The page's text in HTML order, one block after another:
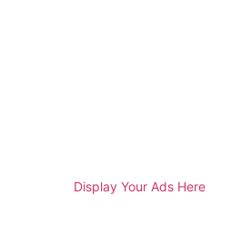
Display Your Ads Here